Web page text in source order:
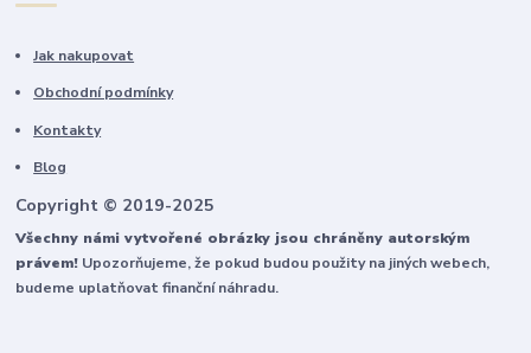
Jak nakupovat
Obchodní podmínky
Kontakty
Blog
Copyright © 2019-2025
Všechny námi vytvořené obrázky jsou chráněny autorským
právem! Upozorňujeme, že pokud budou použity na jiných webech,
budeme uplatňovat finanční náhradu.